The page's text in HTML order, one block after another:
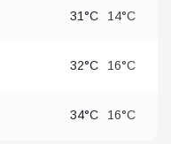
31°C 14°C
32°C 16°C
34°C 16°C